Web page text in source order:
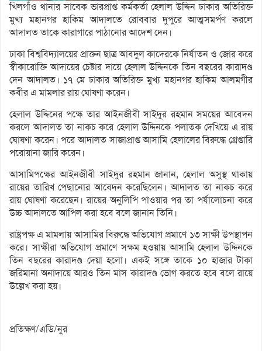
খিলগাঁও থানার সাবেক ভারপ্রাপ্ত কর্মকর্তা হেলাল উদ্দিন ঢাকার অতিরিক্ত
মুখ্য মহানগর হাকিম আদালতে রোববার দুপুরে আত্মসমর্পণ করলে
আদালত তাকে কারাগারে পাঠানোর আদেশ দেন।
ঢাকা বিশ্ববিদ্যালয়ের প্রাক্তন ছাত্র আবদুল কাদেরকে নির্যাতন ও জোর করে
স্বীকারোক্তি আদায়ের চেষ্টার দায়ে হেলাল উদ্দিনকে তিন বছরের কারাদণ্ড
দেন আদালত। ১৭ মে ঢাকার অতিরিক্ত মুখ্য মহানগর হাকিম আলমগীর
কবীর এ মামলার রায় ঘোষণা করেন।
হেলাল উদ্দিনের পক্ষে তার আইনজীবী সাইদুর রহমান সময়ের আবেদন
করলে আদালত তা নাকচ করে হেলাল উদ্দিনকে পলাতক দেখিয়ে এ রায়
ঘোষণা করেন। পরে আদালত সাজাপ্রাপ্ত আসামি হেলালের বিরুদ্ধে গ্রেপ্তারি
পরোয়ানা জারি করেন।
আসামিপক্ষের আইনজীবী সাইদুর রহমান জানান, হেলাল অসুস্থ থাকায়
রায়ের তারিখ পেছানোর আবেদন করেছিলেন। আদালত তা নাকচ করে
রায় ঘোষণা করেছেন। রায়ের অনুলিপি পাওয়ার পর তা পর্যালোচনা করে
উচ্চ আদালতে আপিল করা হবে বলে জানান তিনি।
রাষ্ট্রপক্ষ এ মামলায় আসামির বিরুদ্ধে অভিযোগ প্রমাণে ১৩ সাক্ষী উপস্থাপন
করে। সাক্ষীরা অভিযোগ প্রমাণে সক্ষম হওয়ায় আসামি হেলাল উদ্দিনকে
তিন বছরের কারাদণ্ড দেয়া হলো। একই সঙ্গে তাকে ১০ হাজার টাকা
জরিমানা অনাদায়ে আরও তিন মাস কারাদণ্ড ভোগ করতে হবে বলে রায়ে
উল্লেখ করা হয়।
প্রতিক্ষণ/এডি/নুর